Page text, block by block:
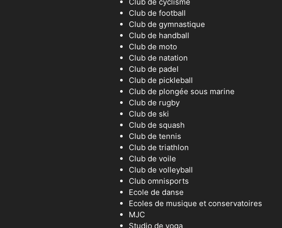
Club de football
Club de gymnastique
Club de handball
Club de moto
Club de natation
Club de padel
Club de pickleball
Club de plongée sous marine
Club de rugby
Club de ski
Club de squash
Club de tennis
Club de triathlon
Club de voile
Club de volleyball
Club omnisports
Ecole de danse
Ecoles de musique et conservatoires
MJC
Studio de yoga